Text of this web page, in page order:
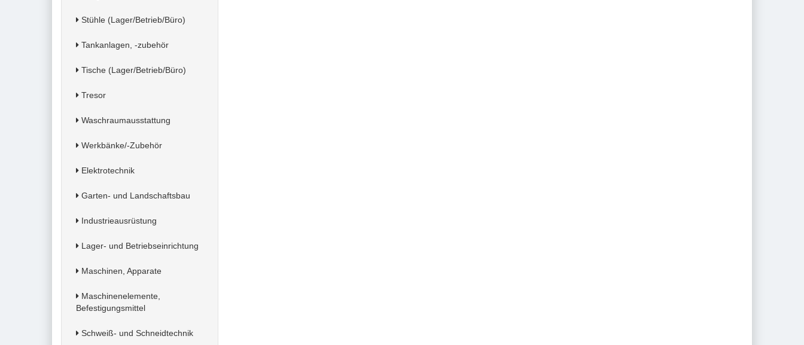
Stühle (Lager/Betrieb/Büro)
Tankanlagen, -zubehör
Tische (Lager/Betrieb/Büro)
Tresor
Waschraumausstattung
Werkbänke/-Zubehör
Elektrotechnik
Garten- und Landschaftsbau
Industrieausrüstung
Lager- und Betriebseinrichtung
Maschinen, Apparate
Maschinenelemente,
Befestigungsmittel
Schweiß- und Schneidtechnik